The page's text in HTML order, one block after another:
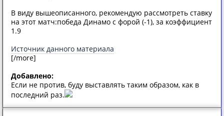
В виду вышеописанного, рекомендую рассмотреть ставку
на этот матч:победа Динамо с форой (-1), за коэффициент
1.9
Источник данного материала
[/more]
Добавлено:
Если не против, буду выставлять таким образом, как в
последний раз.